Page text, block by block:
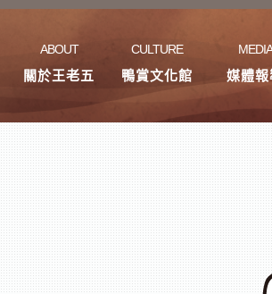
ABOUT
關於王老五
CULTURE
鴨賞文化館
MEDIA
媒體報